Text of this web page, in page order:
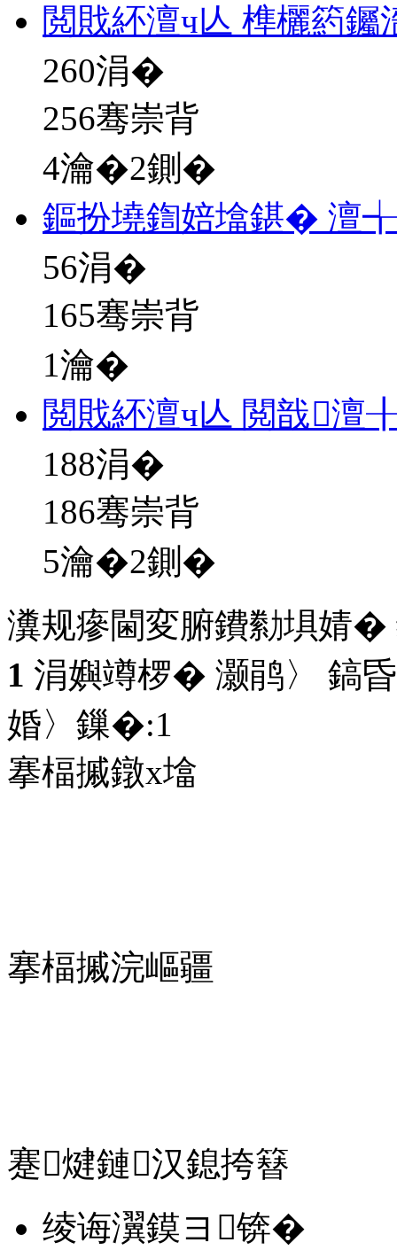
閲戝紑澶ч亾 榫欐箹
260涓�
256骞崇背
4瀹�2鍘�
鏂扮墝鍧婄墖鍖� 澶
56涓�
165骞崇背
1瀹�
閲戝紑澶ч亾 閲戠澶
188涓�
186骞崇背
5瀹�2鍘�
瀵规瘮閫変腑鐨勬埧婧�
1 涓嬩竴椤� 灏鹃〉 鎬
婚〉鏁�:1
搴楅摵鐓х墖
搴楅摵浣嶇疆
蹇煡鏈汉鎴挎簮
绫诲瀷鏌ヨ锛�